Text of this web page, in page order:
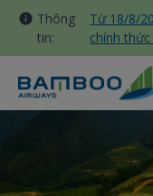
Thông
tin:
Từ 18/8/
chính
bay nội
Sơn Nhất
Northeast